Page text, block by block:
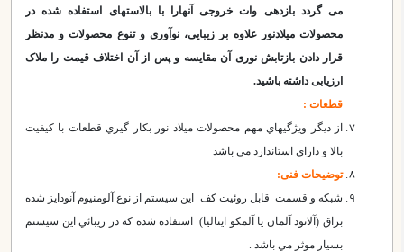
می گردد بازدهی وات خروجی آنهارا با بالاستهای استفاده شده در
محصولات میلادنور علاوه بر زیبایی، نوآوری و تنوع محصولات و مدنظر
قرار دادن بازتابش نوری آن مقایسه و پس از آن اختلاف قیمت را ملاک
ارزیابیداشته باشید.
قطعات :
از ديگر ويژگيهاي مهم محصولات ميلاد نور بكار گيري قطعات با كيفيت
بالا و داراي استاندارد مي باشد
توضیحات فنی:
شبكه و قسمت قابل روئیت كف اين سيستم از نوع آلومنيوم آنودايز شده
براق (آلانود آلمان یا آلمکو ایتالیا) استفاده شده كه در زيبائي اين سيستم
بسيار موثر مي باشد .